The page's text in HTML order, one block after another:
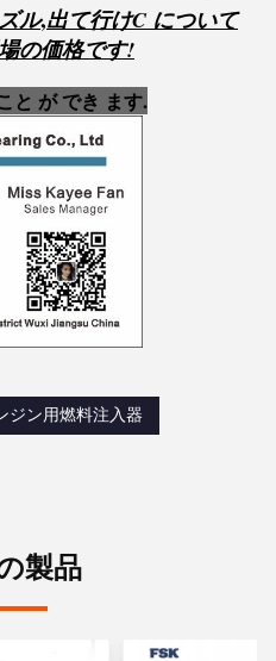
ル,出て行けC について
の価格です!
と が でき ます.
ジン用燃料注入器
製品